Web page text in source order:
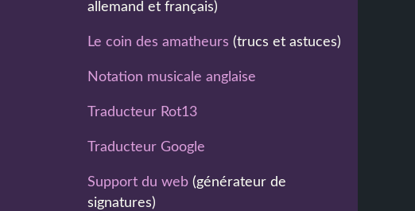
allemand et français)
Le coin des amatheurs (trucs et astuces)
Notation musicale anglaise
Traducteur Rot13
Traducteur Google
Support du web (générateur de
signatures)